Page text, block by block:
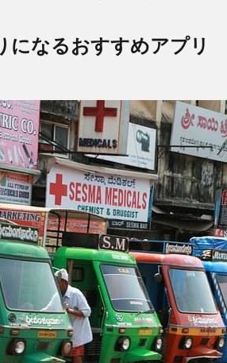
になるおすすめアプリ